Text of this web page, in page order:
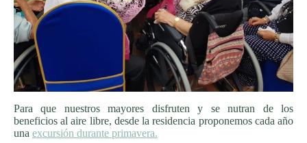
Para que nuestros mayores disfruten y se nutran de los
beneficios al aire libre, desde la residencia proponemos cada año
una excursión durante primavera.